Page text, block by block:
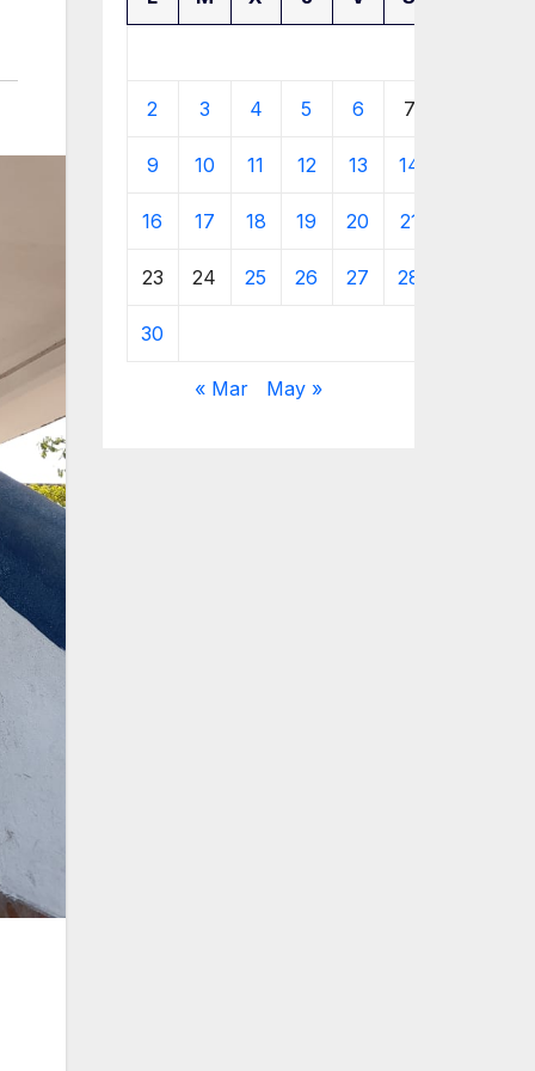
2 3 4 5 6 7
9 10 11 12 13 14
16 17 18 19 20 21
23 24 25 26 27 28
30
« Mar May »